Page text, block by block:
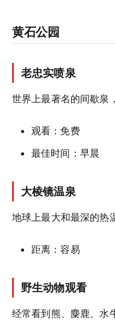
黄石公园
老忠实喷泉
世界上最著名的间歇泉
观看：免费
最佳时间：早晨
大棱镜温泉
地球上最大和最深的热
距离：容易
野生动物观看
经常看到熊、麋鹿、水